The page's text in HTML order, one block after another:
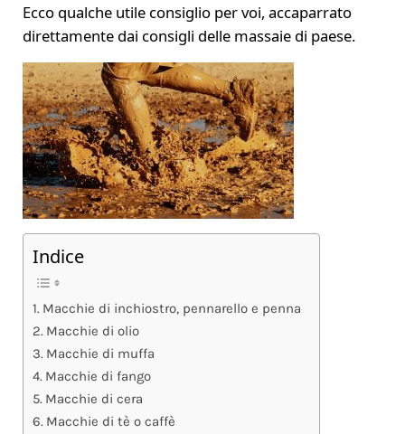
Ecco qualche utile consiglio per voi, accaparrato
direttamente dai consigli delle massaie di paese.
Indice
Macchie di inchiostro, pennarello e penna
Macchie di olio
Macchie di muffa
Macchie di fango
Macchie di cera
Macchie di tè o caffè